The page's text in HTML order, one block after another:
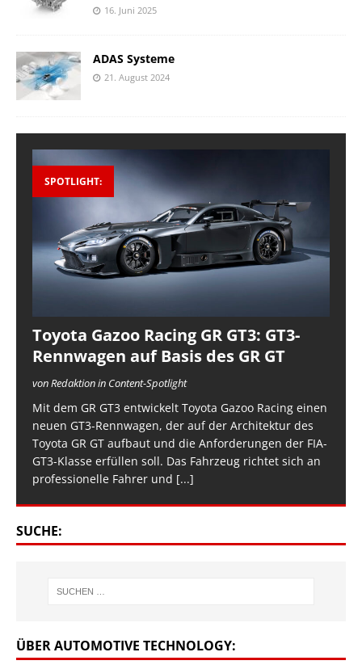
16. Juni 2025
ADAS Systeme
21. August 2024
SPOTLIGHT:
Toyota Gazoo Racing GR GT3: GT3-
Rennwagen auf Basis des GR GT
von Redaktion in Content-Spotlight
Mit dem GR GT3 entwickelt Toyota Gazoo Racing einen
neuen GT3-Rennwagen, der auf der Architektur des
Toyota GR GT aufbaut und die Anforderungen der FIA-
GT3-Klasse erfüllen soll. Das Fahrzeug richtet sich an
professionelle Fahrer und [...]
SUCHE:
ÜBER AUTOMOTIVE TECHNOLOGY: